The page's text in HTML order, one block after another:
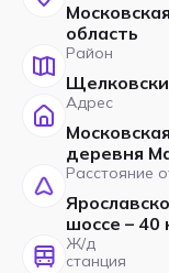
Московская
область
Район
Адрес
деревня
Расстояние
шоссе – 40
Ж/д
станция